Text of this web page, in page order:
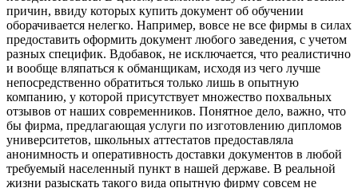
причин, ввиду которых купить документ об обучении
оборачивается нелегко. Например, вовсе не все фирмы в силах
предоставить оформить документ любого заведения, с учетом
разных специфик. Вдобавок, не исключается, что реалистично
и вообще вляпаться к обманщикам, исходя из чего лучше
непосредственно обратиться только лишь в опытную
компанию, у которой присутствует множество похвальных
отзывов от наших современников. Понятное дело, важно, что
бы фирма, предлагающая услуги по изготовлению дипломов
университетов, школьных аттестатов предоставляла
анонимность и оперативность доставки документов в любой
требуемый населенный пункт в нашей державе. В реальной
жизни разыскать такого вида опытную фирму совсем не